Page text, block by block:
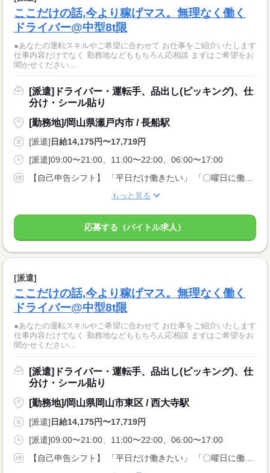
ここだけの話,今より稼げマス。無理なく働く
ドライバー@中型8t限
●あなたの運転スキルやご希望に合わせて お仕事をご紹介いたします
仕事内容だけでなく 勤務地などももちろん応相談 まずはご希望をお
聞かせください...
[派遣]ドライバー・運転手、品出し(ピッキング)、仕
分け・シール貼り
[勤務地]/岡山県瀬戸内市 / 長船駅
[派遣] 日給14,175円〜17,719円
[派遣]09:00〜21:00、11:00〜22:00、06:00〜17:00
【自己申告シフト】 「平日だけ働きたい」 「〇曜日に働きたい」 など、働き方は自分で選べます。 曜日・時間についてのご希望も 面談の際に教えてくださいね ※こちらは8t限定中型免許以上のお仕事の例です
もっと見る
応募する（バイトル求人）
[派遣]
ここだけの話,今より稼げマス。無理なく働く
ドライバー@中型8t限
●あなたの運転スキルやご希望に合わせて お仕事をご紹介いたします
仕事内容だけでなく 勤務地などももちろん応相談 まずはご希望をお
聞かせください...
[派遣]ドライバー・運転手、品出し(ピッキング)、仕
分け・シール貼り
[勤務地]/岡山県岡山市東区 / 西大寺駅
[派遣] 日給14,175円〜17,719円
[派遣]09:00〜21:00、11:00〜22:00、06:00〜17:00
【自己申告シフト】 「平日だけ働きたい」 「〇曜日に働きたい」 など、働き方は自分で選べます。 曜日・時間についてのご希望も 面談の際に教えてくださいね ※こちらは8t限定中型免許以上のお仕事の例です